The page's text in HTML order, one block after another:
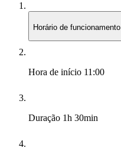
Horário de funcionamento
Hora de início 11:00
Duração 1h 30min